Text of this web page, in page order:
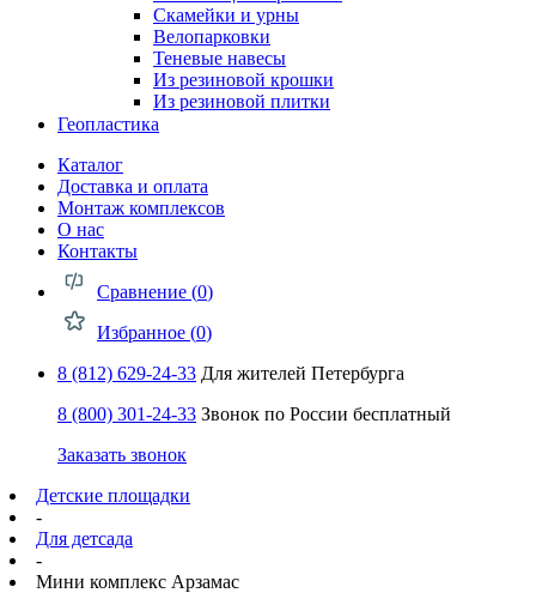
Скамейки и урны
Велопарковки
Теневые навесы
Из резиновой крошки
Из резиновой плитки
Геопластика
Каталог
Доставка и оплата
Монтаж комплексов
О нас
Контакты
Сравнение (0)
Избранное (0)
8 (812) 629-24-33 Для жителей Петербурга
8 (800) 301-24-33 Звонок по России бесплатный
Заказать звонок
Детские площадки
-
Для детсада
-
Мини комплекс Арзамас